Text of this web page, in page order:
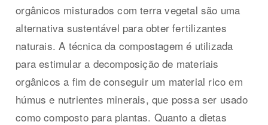
orgânicos misturados com terra vegetal são uma
alternativa sustentável para obter fertilizantes
naturais. A técnica da compostagem é utilizada
para estimular a decomposição de materiais
orgânicos a fim de conseguir um material rico em
húmus e nutrientes minerais, que possa ser usado
como composto para plantas. Quanto a dietas